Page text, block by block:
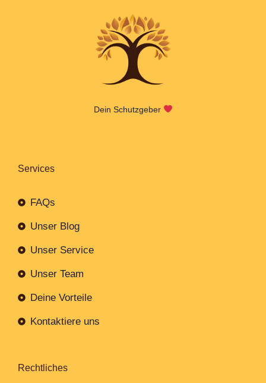
Dein Schutzgeber
Services
FAQs
Unser Blog
Unser Service
Unser Team
Deine Vorteile
Kontaktiere uns
Rechtliches